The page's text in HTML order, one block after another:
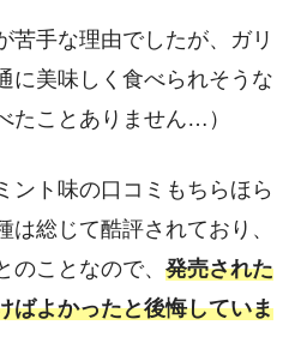
苦手な理由でしたが、ガリ
に美味しく食べられそうな
たことありません…）
ント味の口コミもちらほら
総じて酷評されており、
ことなので、 発売された
ばよかったと後悔していま